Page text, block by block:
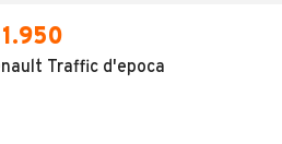
Traffic d'epoca